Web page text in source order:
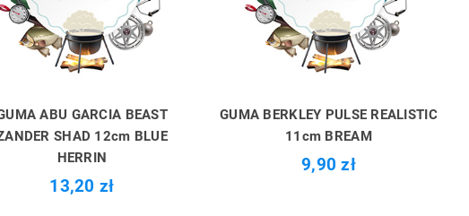
ABU GARCIA BEAST
SHAD 12cm BLUE
HERRIN
13,20 zł
GUMA BERKLEY PULSE REALISTIC
11cm BREAM
9,90 zł